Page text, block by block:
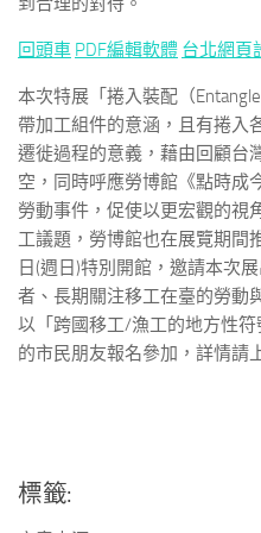
回頭車 PDF編輯軟體 台北網頁
本次特展「捲入裝配（
帶加工組件的意涵，且有捲入
遷徙過程的意義，藉由回顧台
空，同時呼應勞博館《點時成
勞動事件，促使以更宏觀的視
工議題，勞博館也在展覽期間
日(週日)特別開館，邀請本次
者、長期關注移工在臺的勞動
以「跨國移工/漁工的地方性
的市民朋友報名參加，詳情請
標籤: